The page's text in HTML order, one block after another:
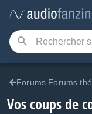
Forums Forums
Vos coups de